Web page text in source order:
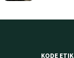
KODE ETIK